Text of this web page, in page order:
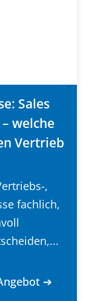
Sales
welche
Vertrieb
,
fachlich,
➔